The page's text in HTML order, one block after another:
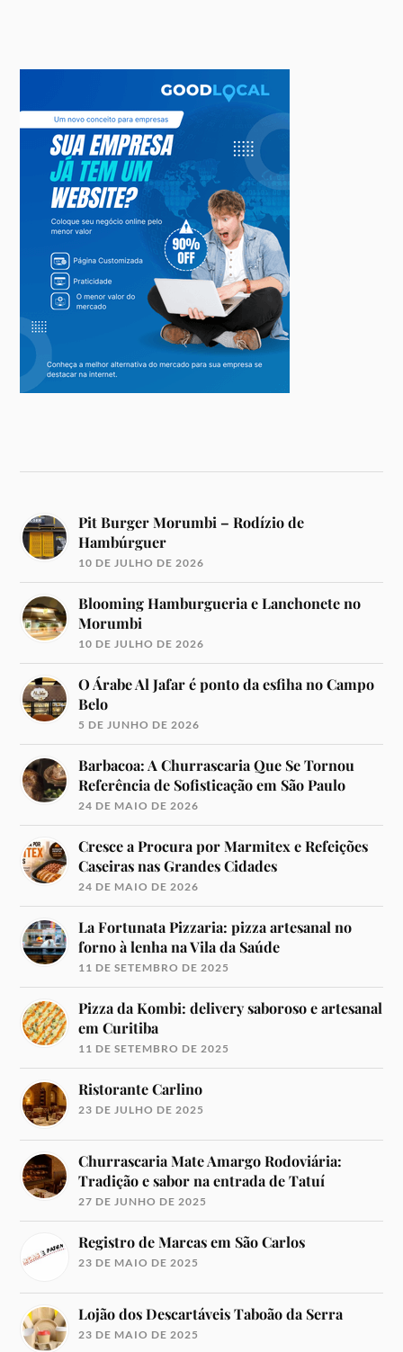
Pit Burger Morumbi – Rodízio de
Hambúrguer
10 DE JULHO DE 2026
Blooming Hamburgueria e Lanchonete no
Morumbi
10 DE JULHO DE 2026
O Árabe Al Jafar é ponto da esfiha no Campo
Belo
5 DE JUNHO DE 2026
Barbacoa: A Churrascaria Que Se Tornou
Referência de Sofisticação em São Paulo
24 DE MAIO DE 2026
Cresce a Procura por Marmitex e Refeições
Caseiras nas Grandes Cidades
24 DE MAIO DE 2026
La Fortunata Pizzaria: pizza artesanal no
forno à lenha na Vila da Saúde
11 DE SETEMBRO DE 2025
Pizza da Kombi: delivery saboroso e artesanal
em Curitiba
11 DE SETEMBRO DE 2025
Ristorante Carlino
23 DE JULHO DE 2025
Churrascaria Mate Amargo Rodoviária:
Tradição e sabor na entrada de Tatuí
27 DE JUNHO DE 2025
Registro de Marcas em São Carlos
23 DE MAIO DE 2025
Lojão dos Descartáveis Taboão da Serra
23 DE MAIO DE 2025